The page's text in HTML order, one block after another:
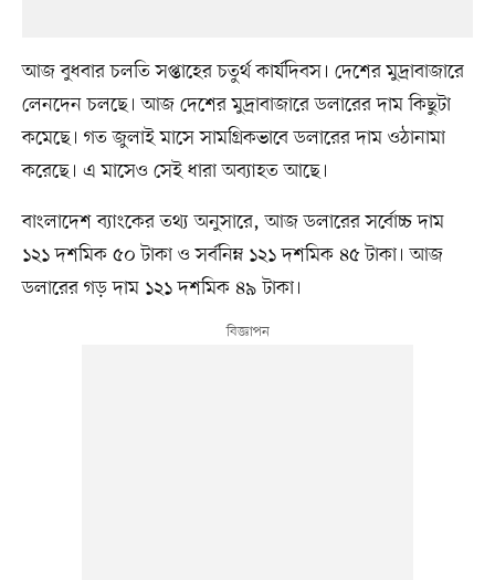
আজ বুধবার চলতি সপ্তাহের চতুর্থ কার্যদিবস। দেশের মুদ্রাবাজারে
লেনদেন চলছে। আজ দেশের মুদ্রাবাজারে ডলারের দাম কিছুটা
কমেছে। গত জুলাই মাসে সামগ্রিকভাবে ডলারের দাম ওঠানামা
করেছে। এ মাসেও সেই ধারা অব্যাহত আছে।
বাংলাদেশ ব্যাংকের তথ্য অনুসারে, আজ ডলারের সর্বোচ্চ দাম
১২১ দশমিক ৫০ টাকা ও সর্বনিম্ন ১২১ দশমিক ৪৫ টাকা। আজ
ডলারের গড় দাম ১২১ দশমিক ৪৯ টাকা।